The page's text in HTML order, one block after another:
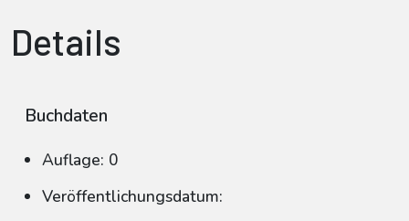
Details
Buchdaten
Auflage: 0
Veröffentlichungsdatum: